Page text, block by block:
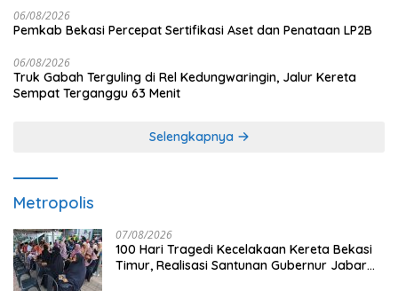
06/08/2026
Pemkab Bekasi Percepat Sertifikasi Aset dan Penataan LP2B
06/08/2026
Truk Gabah Terguling di Rel Kedungwaringin, Jalur Kereta
Sempat Terganggu 63 Menit
Selengkapnya
Metropolis
07/08/2026
100 Hari Tragedi Kecelakaan Kereta Bekasi
Timur, Realisasi Santunan Gubernur Jabar